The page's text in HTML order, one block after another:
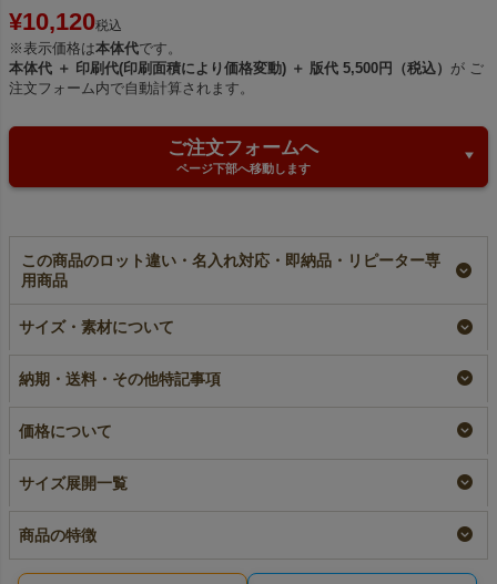
¥10,120税込
※表示価格は本体代です。
本体代 ＋ 印刷代(印刷面積により価格変動) ＋ 版代 5,500円（税込） が ご
注文フォーム内で自動計算されます。
ご注文フォームへ
ページ下部へ移動します
この商品のロット違い・名入れ対応・即納品・リピーター専
用商品
【名入れ／リピーター
専用】ホック付き不織
A4縦サイズ｜100枚入
リピーター専用名入れ
ホック付き不織布ショ
¥9,460
【名入れ対応】ホック
付き不織布ショルダー
｜100枚入
サイズ・素材について
納期・送料・その他特記事項
価格について
サイズ展開一覧
商品の特徴